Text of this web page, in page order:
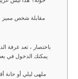
مقابلة شخص مميز
باختصار ، تعد غرفة
يمكنك الدخول في
ملهى ليلي أو حانة